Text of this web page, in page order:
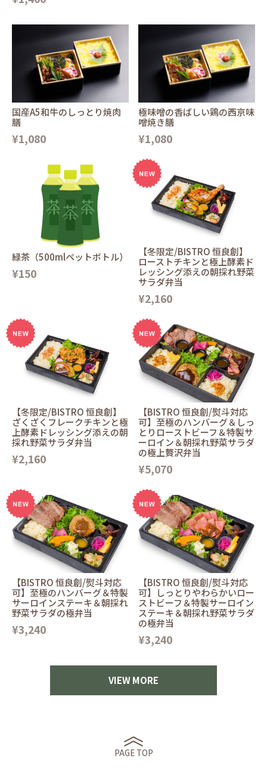
国産A5和牛のしっとり焼肉
膳
¥1,080
極味噌の香ばしい鶏の西京味
噌焼き膳
¥1,080
緑茶（500mlペットボトル）
¥150
【冬限定/BISTRO 恒良創】
ローストチキンと極上酵素ド
レッシング添えの朝採れ野菜
サラダ弁当
¥2,160
【冬限定/BISTRO 恒良創】
ざくざくフレークチキンと極
上酵素ドレッシング添えの朝
採れ野菜サラダ弁当
¥2,160
【BISTRO 恒良創/熨斗対応
可】至極のハンバーグ＆しっ
とりローストビーフ＆特製サ
ーロイン＆朝採れ野菜サラダ
の極上贅沢弁当
¥5,070
【BISTRO 恒良創/熨斗対応
可】至極のハンバーグ＆特製
サーロインステーキ＆朝採れ
野菜サラダの極弁当
¥3,240
【BISTRO 恒良創/熨斗対応
可】しっとりやわらかいロー
ストビーフ＆特製サーロイン
ステーキ＆朝採れ野菜サラダ
の極弁当
¥3,240
VIEW MORE
PAGE TOP